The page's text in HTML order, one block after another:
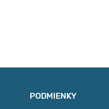
PODMIENKY